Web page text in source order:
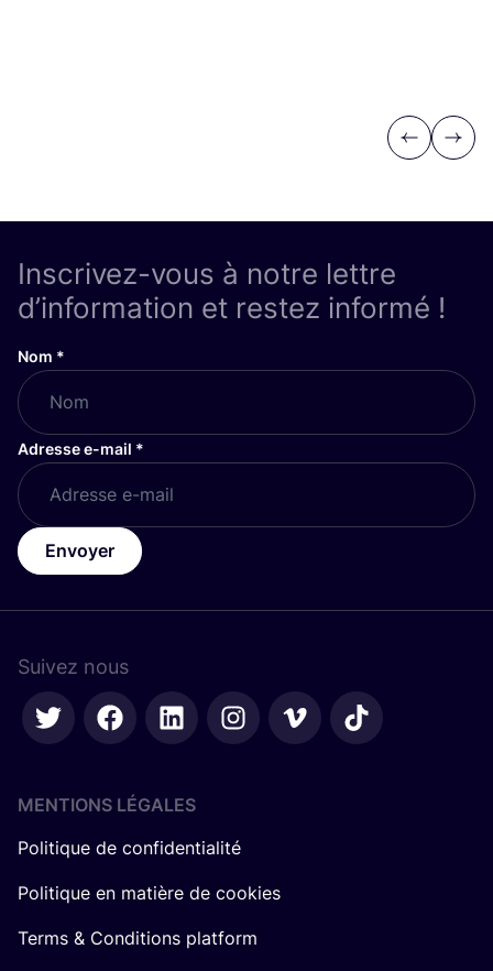
Previous
Next
Inscrivez-vous à notre lettre
d’information et restez informé !
Nom *
Adresse e-mail *
Envoyer
Suivez nous
MENTIONS LÉGALES
Politique de confidentialité
Politique en matière de cookies
Terms & Conditions platform